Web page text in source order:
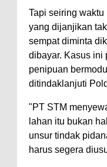
Tapi seiring
yang dijanjikan
sempat diminta
dibayar. Kasus ini
penipuan
ditindaklanjuti
"PT STM
lahan itu bukan
unsur tindak
harus segera